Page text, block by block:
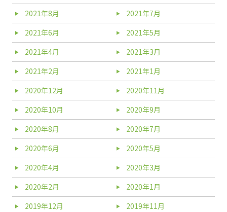
2021年8月
2021年7月
2021年6月
2021年5月
2021年4月
2021年3月
2021年2月
2021年1月
2020年12月
2020年11月
2020年10月
2020年9月
2020年8月
2020年7月
2020年6月
2020年5月
2020年4月
2020年3月
2020年2月
2020年1月
2019年12月
2019年11月